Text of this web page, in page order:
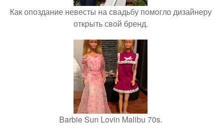
Как опоздание невесты на свадьбу помогло дизайнеру
открыть свой бренд.
Barbie Sun Lovin Malibu 70s.